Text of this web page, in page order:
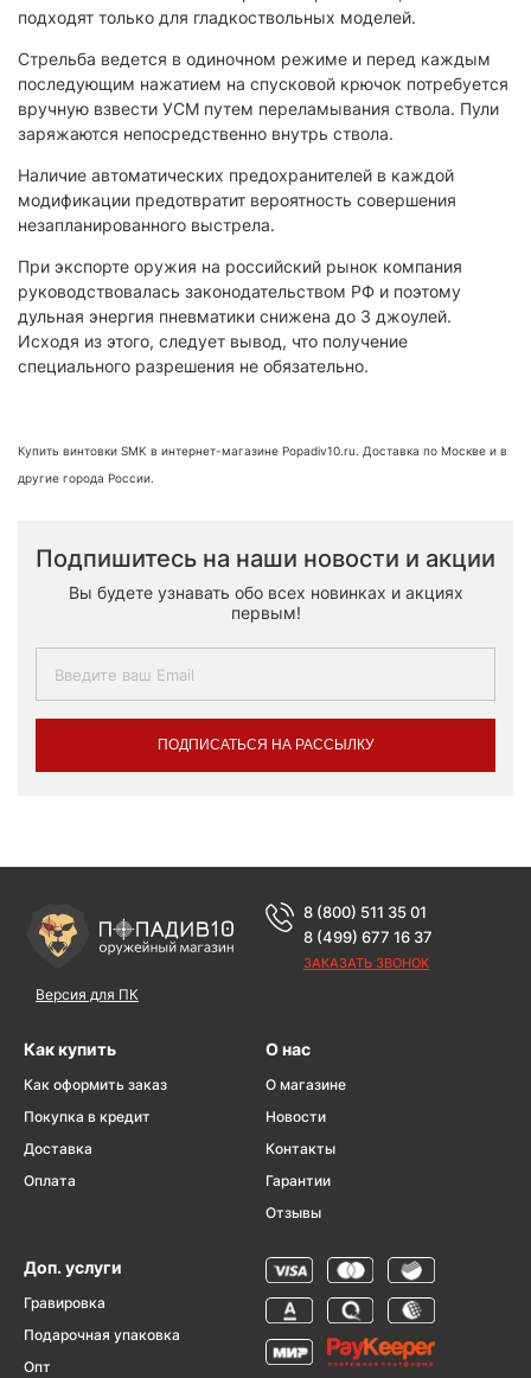
подходят только для гладкоствольных моделей.
Стрельба ведется в одиночном режиме и перед каждым
последующим нажатием на спусковой крючок потребуется
вручную взвести УСМ путем переламывания ствола. Пули
заряжаются непосредственно внутрь ствола.
Наличие автоматических предохранителей в каждой
модификации предотвратит вероятность совершения
незапланированного выстрела.
При экспорте оружия на российский рынок компания
руководствовалась законодательством РФ и поэтому
дульная энергия пневматики снижена до 3 джоулей.
Исходя из этого, следует вывод, что получение
специального разрешения не обязательно.
Купить винтовки SMK в интернет-магазине Popadiv10.ru. Доставка по Москве и в
другие города России.
Подпишитесь на наши новости и акции
Вы будете узнавать обо всех новинках и акциях
первым!
ПОДПИСАТЬСЯ НА РАССЫЛКУ
Версия для ПК
8 (800) 511 35 01
8 (499) 677 16 37
ЗАКАЗАТЬ ЗВОНОК
Как купить
Как оформить заказ
Покупка в кредит
Доставка
Оплата
О нас
О магазине
Новости
Контакты
Гарантии
Отзывы
Доп. услуги
Гравировка
Подарочная упаковка
Опт